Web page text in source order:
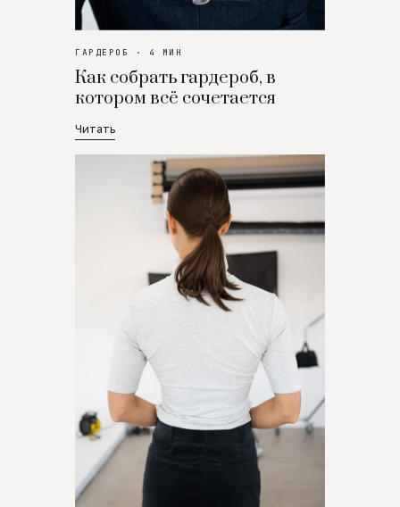
ГАРДЕРОБ · 4 МИН
Как собрать гардероб, в
котором всё сочетается
Читать